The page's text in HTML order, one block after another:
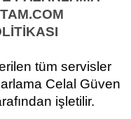
tüm servisler
Celal Güven
işletilir.